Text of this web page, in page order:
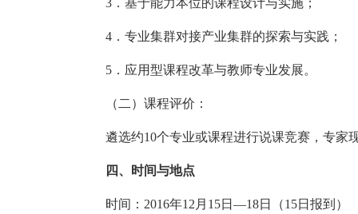
3．基于能力本位的课程设计与实施；
4．专业集群对接产业集群的探索与实践；
5．应用型课程改革与教师专业发展。
（二）课程评价：
遴选约10个专业或课程进行说课竞赛，专家
四、时间与地点
时间：2016年12月15日—18日（15日报到）